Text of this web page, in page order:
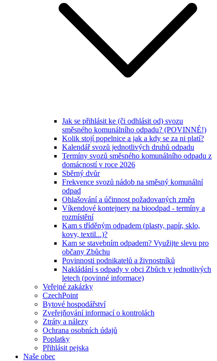
Jak se přihlásit ke (či odhlásit od) svozu
směsného komunálního odpadu? (POVINNÉ!)
Kolik stojí popelnice a jak a kdy se za ni platí?
Kalendář svozů jednotlivých druhů odpadu
Termíny svozů směsného komunálního odpadu z
domácností v roce 2026
Sběrný dvůr
Frekvence svozů nádob na směsný komunální
odpad
Ohlašování a účinnost požadovaných změn
Víkendové kontejnery na bioodpad - termíny a
rozmístění
Kam s tříděným odpadem (plasty, papír, sklo,
kovy, textil...)?
Kam se stavebním odpadem? Využijte slevu pro
občany Zbůchu
Povinnosti podnikatelů a živnostníků
Nakládání s odpady v obci Zbůch v jednotlivých
letech (povinné informace)
Veřejné zakázky
CzechPoint
Bytové hospodářství
Zveřejňování informací o kontrolách
Ztráty a nálezy
Ochrana osobních údajů
Poplatky
Přihlásit pejska
Naše obec